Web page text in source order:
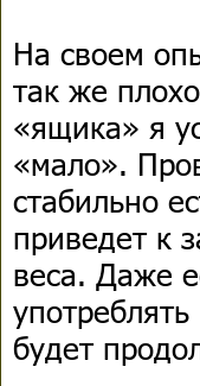
На своем
так же
«ящика» я
«мало».
стабильно
приведет к
веса. Даже
будет